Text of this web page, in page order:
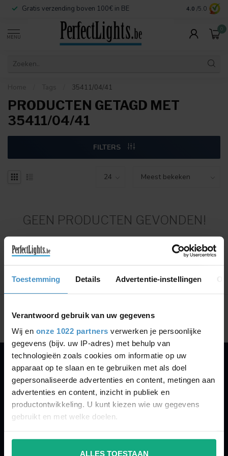
Toestemming Details Advertentie-instellingen
Verantwoord gebruik van uw gegevens
Wij en onze 1022 partners verwerken je persoonlijke
gegevens (bijv. uw IP-adres) met behulp van
technologieën zoals cookies om informatie op uw
apparaat op te slaan en te gebruiken met als doel
gepersonaliseerde advertenties en content, metingen aan
advertenties en content, inzicht in publiek en
productontwikkeling. U kunt kiezen wie uw gegevens
gebruikt en met welke doelen.
Als u het toestaat, willen we ook graag:
ALLES TOESTAAN
Gratis verzending boven 100€ in BE Veilige
4.0 /5.0
MENU
0
Home Tags 35411/04/41
PRODUCTEN GETAGD MET
35411/04/41
FILTERS
GEEN PRODUCTEN GEVONDEN!
Toon1-0van 0
PERFECTLIGHTS
Gegevens:
Kruisbeeldsraat 72
9220 Hamme